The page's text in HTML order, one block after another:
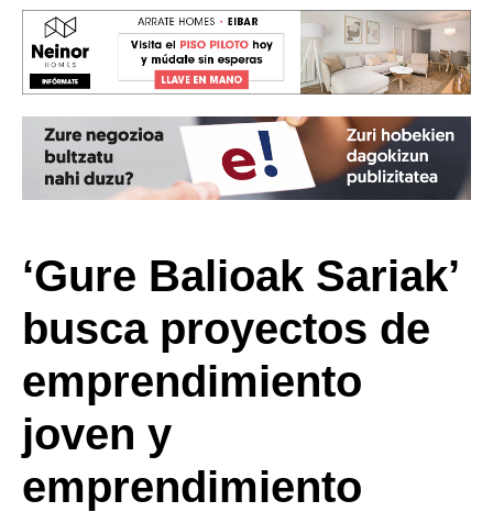
‘Gure Balioak Sariak’
busca proyectos de
emprendimiento
joven y
emprendimiento